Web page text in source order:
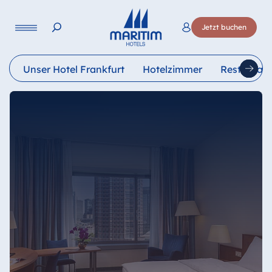
Jetzt buchen
Unser Hotel Frankfurt Hotelzimmer